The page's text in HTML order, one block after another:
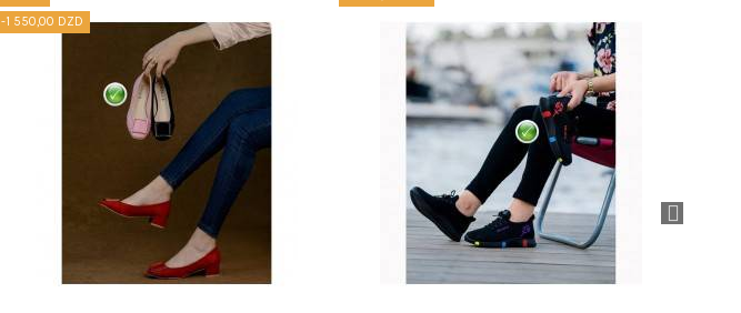
-1 550,00 DZD